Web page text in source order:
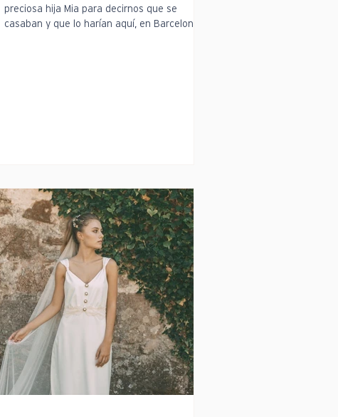
preciosa hija Mia para decirnos que se
casaban y que lo harían aquí, en Barcelona.